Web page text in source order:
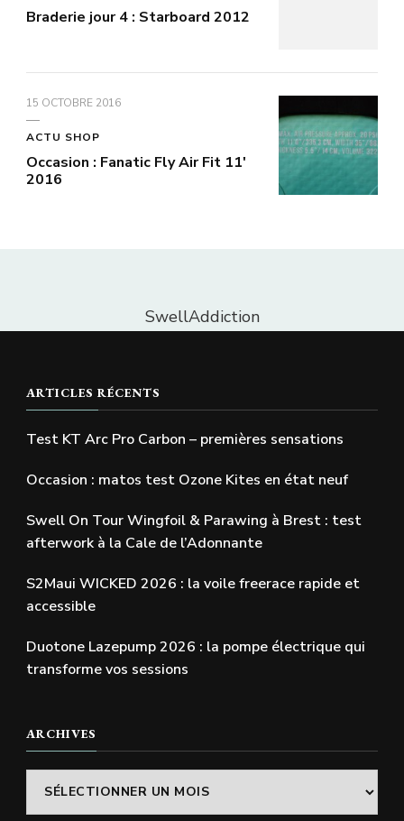
Braderie jour 4 : Starboard 2012
15 OCTOBRE 2016
ACTU SHOP
Occasion : Fanatic Fly Air Fit 11′
2016
SwellAddiction
ARTICLES RÉCENTS
Test KT Arc Pro Carbon – premières sensations
Occasion : matos test Ozone Kites en état neuf
Swell On Tour Wingfoil & Parawing à Brest : test
afterwork à la Cale de l’Adonnante
S2Maui WICKED 2026 : la voile freerace rapide et
accessible
Duotone Lazepump 2026 : la pompe électrique qui
transforme vos sessions
ARCHIVES